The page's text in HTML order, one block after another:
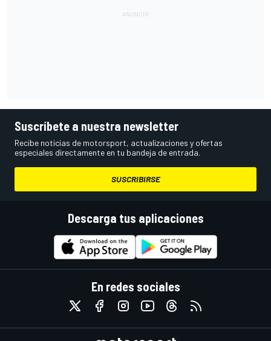
Suscríbete a nuestra newsletter
Recibe noticias de motorsport, actualizaciones y ofertas
especiales directamente en tu bandeja de entrada.
SUSCRIBIRSE
Descarga tus aplicaciones
En redes sociales